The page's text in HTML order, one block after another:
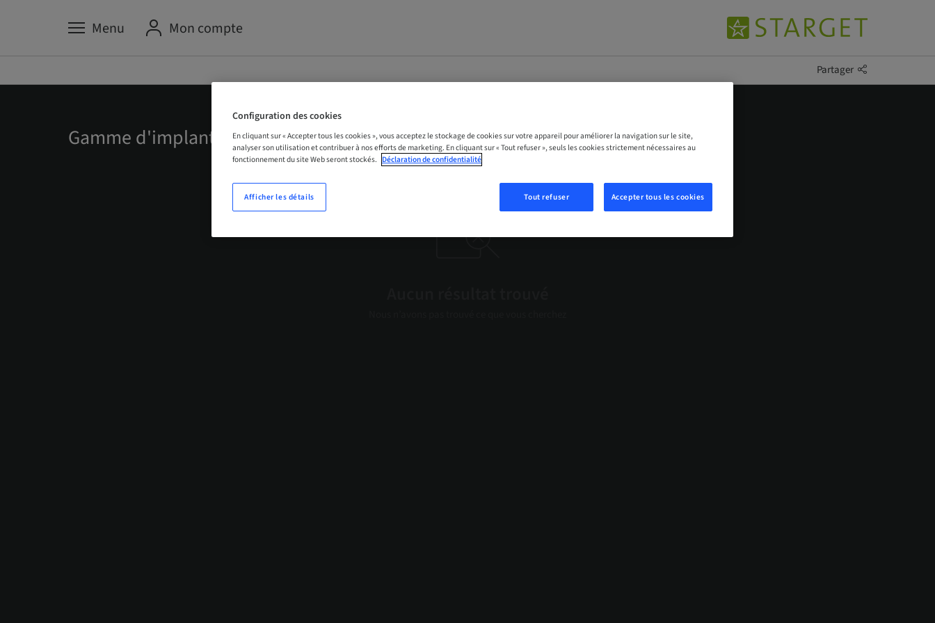
Menu Mon compte
Partager
Gamme d'implants Tissue Level
Configuration des cookies
En cliquant sur « Accepter tous les cookies », vous acceptez le stockage de cookies sur votre appareil pour améliorer la navigation sur le site,
analyser son utilisation et contribuer à nos efforts de marketing. En cliquant sur « Tout refuser », seuls les cookies strictement nécessaires au
fonctionnement du site Web seront stockés. Déclaration de confidentialité
Tout refuser Accepter tous les cookies
Afficher les détails